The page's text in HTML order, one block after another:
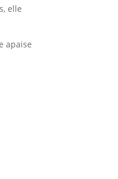
elle
apaise